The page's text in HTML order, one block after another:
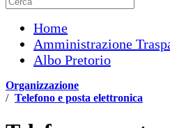
Home
Amministrazione
Albo Pretorio
Organizzazione
/ Telefono e posta elettronica